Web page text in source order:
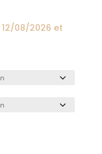
12/08/2026 et